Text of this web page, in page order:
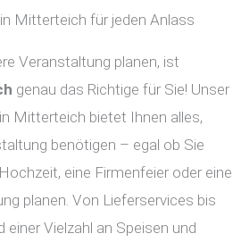
Mitterteich für jeden Anlass
Veranstaltung planen, ist
genau das Richtige für Sie! Unser
Mitterteich bietet Ihnen alles,
benötigen – egal ob Sie
eine Firmenfeier oder eine
planen. Von Lieferservices bis
einer Vielzahl an Speisen und